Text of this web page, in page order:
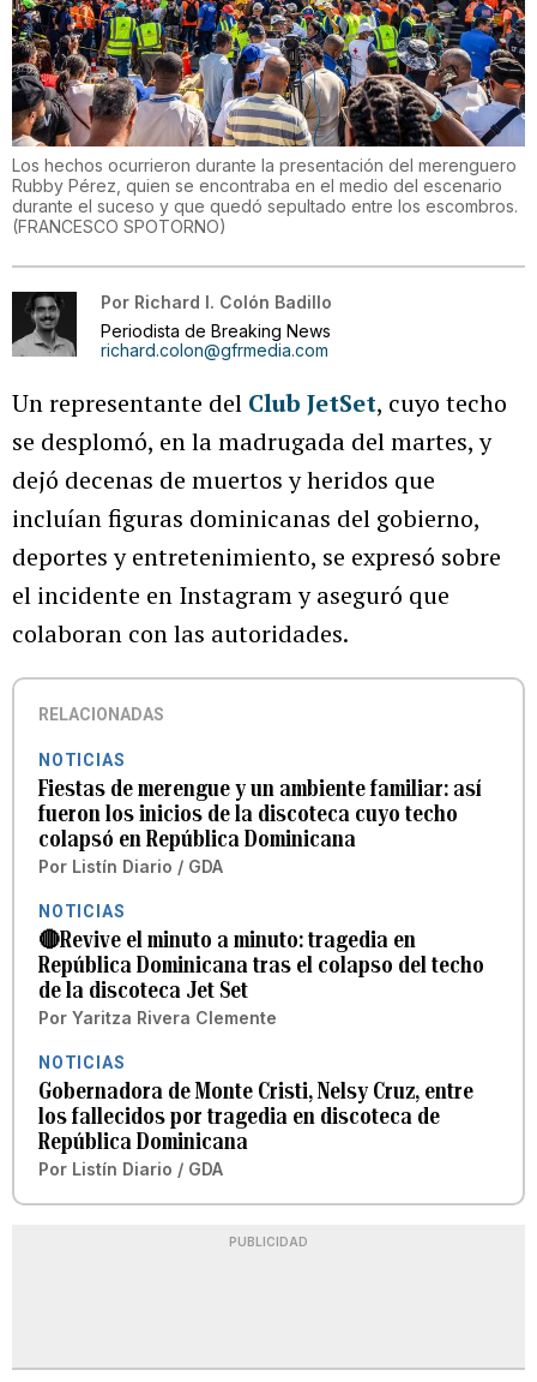
Los hechos ocurrieron durante la presentación del merenguero
Rubby Pérez, quien se encontraba en el medio del escenario
durante el suceso y que quedó sepultado entre los escombros.
(FRANCESCO SPOTORNO)
Por Richard I. Colón Badillo
Periodista de Breaking News
richard.colon@gfrmedia.com
Un representante del Club JetSet, cuyo techo
se desplomó, en la madrugada del martes, y
dejó decenas de muertos y heridos que
incluían figuras dominicanas del gobierno,
deportes y entretenimiento, se expresó sobre
el incidente en Instagram y aseguró que
colaboran con las autoridades.
RELACIONADAS
NOTICIAS
Fiestas de merengue y un ambiente familiar: así
fueron los inicios de la discoteca cuyo techo
colapsó en República Dominicana
Por Listín Diario / GDA
NOTICIAS
🔴Revive el minuto a minuto: tragedia en
República Dominicana tras el colapso del techo
de la discoteca Jet Set
Por Yaritza Rivera Clemente
NOTICIAS
Gobernadora de Monte Cristi, Nelsy Cruz, entre
los fallecidos por tragedia en discoteca de
República Dominicana
Por Listín Diario / GDA
PUBLICIDAD